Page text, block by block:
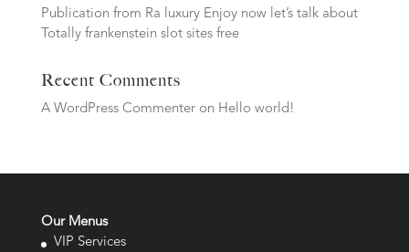
Publication from Ra luxury Enjoy now let’s talk about
Totally frankenstein slot sites free
Recent Comments
A WordPress Commenteron Hello world!
Our Menus
VIP Services